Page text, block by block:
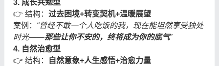
3. 成长共勉型
👉 结构： 过去困境+转变契机+温暖展望
案例： “曾经不敢一个人吃饭的我，现在能坦然享受独处
时光——那些让你不安的，终将成为你的底气”
4. 自然治愈型
👉 结构：
自然意象+人生感悟+治愈力量